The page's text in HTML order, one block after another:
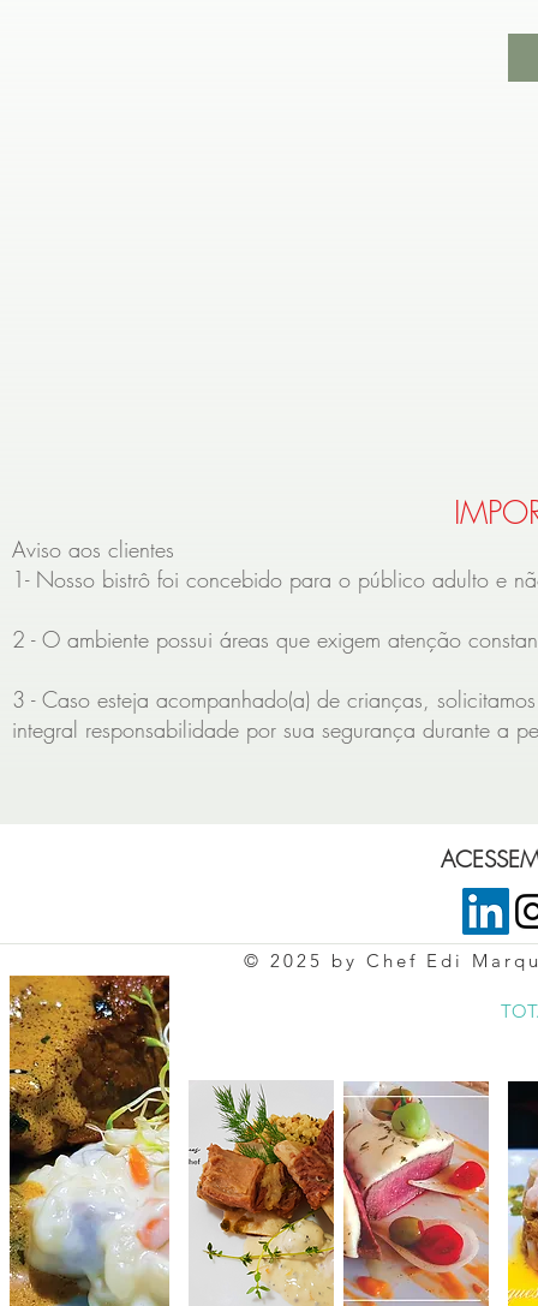
Aviso aos clientes
1- Nosso bistrô foi concebido para o público adulto e
2 - O ambiente possui áreas que exigem atenção
3 - Caso esteja acompanhado(a) de crianças,
integral responsabilidade por sua segurança durante a
© 2025 by Chef Edi